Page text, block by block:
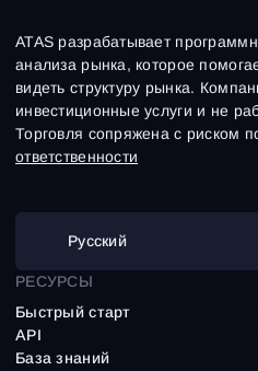
ATAS разрабатывает
анализа рынка, которое
видеть структуру рынка.
инвестиционные услуги и не
Торговля сопряжена с риском
ответственности
Русский
РЕСУРСЫ
Быстрый старт
API
База знаний